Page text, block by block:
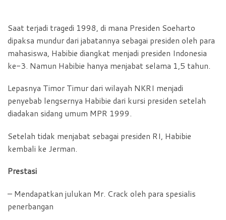
Saat terjadi tragedi 1998, di mana Presiden Soeharto
dipaksa mundur dari jabatannya sebagai presiden oleh para
mahasiswa, Habibie diangkat menjadi presiden Indonesia
ke-3. Namun Habibie hanya menjabat selama 1,5 tahun.
Lepasnya Timor Timur dari wilayah NKRI menjadi
penyebab lengsernya Habibie dari kursi presiden setelah
diadakan sidang umum MPR 1999.
Setelah tidak menjabat sebagai presiden RI, Habibie
kembali ke Jerman.
Prestasi
– Mendapatkan julukan Mr. Crack oleh para spesialis
penerbangan